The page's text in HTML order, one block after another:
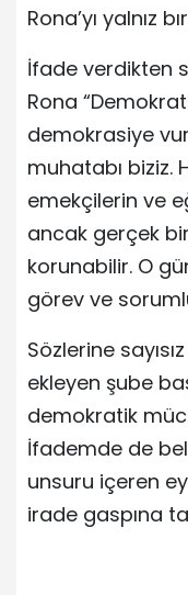
Rona’yı yalnız
İfade verdikten
Rona
demokrasiye
muhatabı biziz.
emekçilerin ve
ancak gerçek
korunabilir. O
görev ve
Sözlerine
ekleyen şube
demokratik
İfademde de
unsuru içeren
irade gaspına